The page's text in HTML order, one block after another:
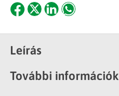
Share
Facebook
Share
X
ShareShare
Leírás
További információk